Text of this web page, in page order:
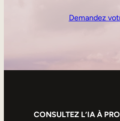
Demandez
CONSULTEZ L’IA À